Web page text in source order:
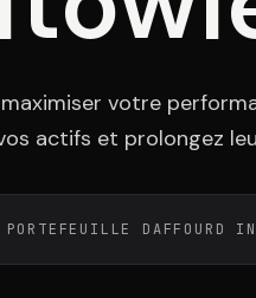
DIAA
AGENCE
votre
actifs et prolongez
DAFFOURD